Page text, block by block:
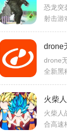
恐龙突
射击游
龙和
有丰
drone
全新黑
等特
接，还
火柴人
合高速